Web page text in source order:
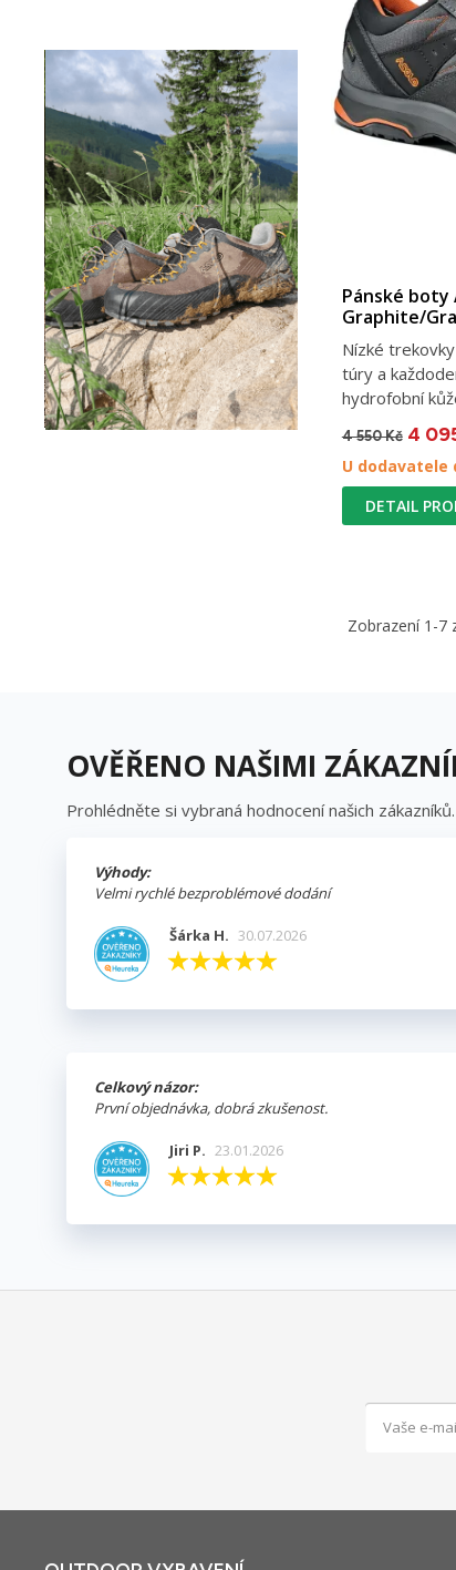
Pánské boty
Graphite/
Nízké
túry a
hydrofobní
4 550 Kč 4
U dodavatele
DETAIL
Zobrazení 1-7
OVĚŘENO NAŠIMI
Prohlédněte si vybraná hodnocení našich zákazníků.
Výhody:
Velmi rychlé bezproblémové dodání
Šárka H. 30.07.2026
Celkový názor:
První objednávka, dobrá zkušenost.
Jiri P. 23.01.2026